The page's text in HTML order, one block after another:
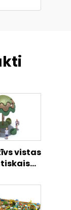
vistas
centrs